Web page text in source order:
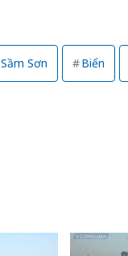
Sầm Sơn Biển